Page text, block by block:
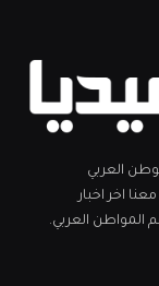
العربي
تأسست عام 2002. تابع معنا اخر اخبار
المواطن العربي.